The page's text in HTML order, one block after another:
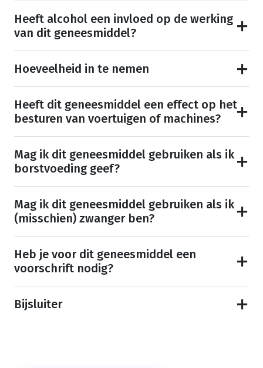
Heeft alcohol een invloed op de werking
van dit geneesmiddel?
Hoeveelheid in te nemen
Heeft dit geneesmiddel een effect op het
besturen van voertuigen of machines?
Mag ik dit geneesmiddel gebruiken als ik
borstvoeding geef?
Mag ik dit geneesmiddel gebruiken als ik
(misschien) zwanger ben?
Heb je voor dit geneesmiddel een
voorschrift nodig?
Bijsluiter